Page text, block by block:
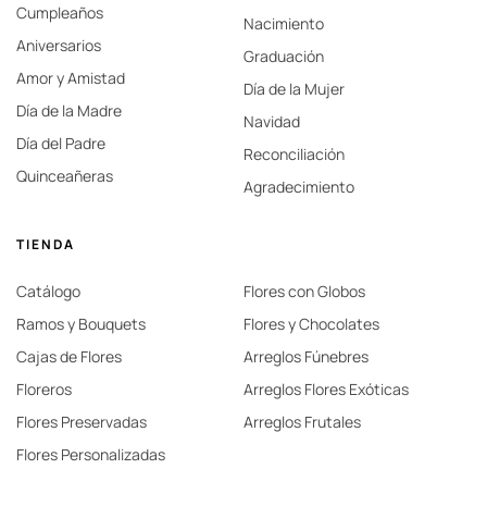
Cumpleaños
Aniversarios
Amor y Amistad
Día de la Madre
Día del Padre
Quinceañeras
Nacimiento
Graduación
Día de la Mujer
Navidad
Reconciliación
Agradecimiento
TIENDA
Catálogo
Ramos y Bouquets
Cajas de Flores
Floreros
Flores Preservadas
Flores Personalizadas
Flores con Globos
Flores y Chocolates
Arreglos Fúnebres
Arreglos Flores Exóticas
Arreglos Frutales